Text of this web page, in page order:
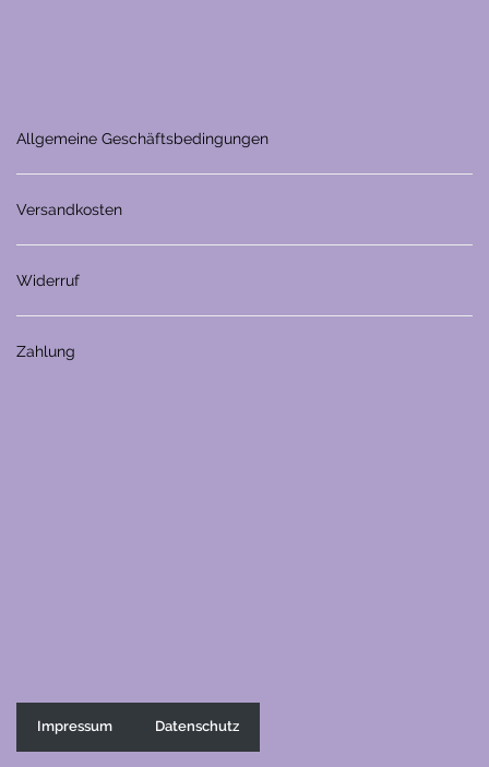
Allgemeine Geschäftsbedingungen
Versandkosten
Widerruf
Zahlung
Impressum Datenschutz